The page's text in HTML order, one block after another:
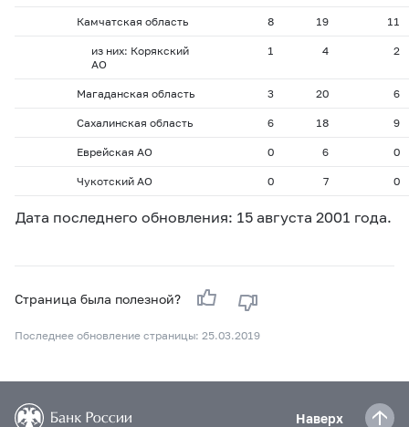
Камчатская область 8 19 11
из них: Корякский
АО
1 4 2
Магаданская область 3 20 6
Сахалинская область 6 18 9
Еврейская АО 0 6 0
Чукотский АО 0 7 0
Дата последнего обновления: 15 августа 2001 года.
Страница была полезной?
Последнее обновление страницы: 25.03.2019
Наверх